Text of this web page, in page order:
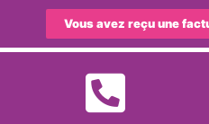
Vous avez reçu une